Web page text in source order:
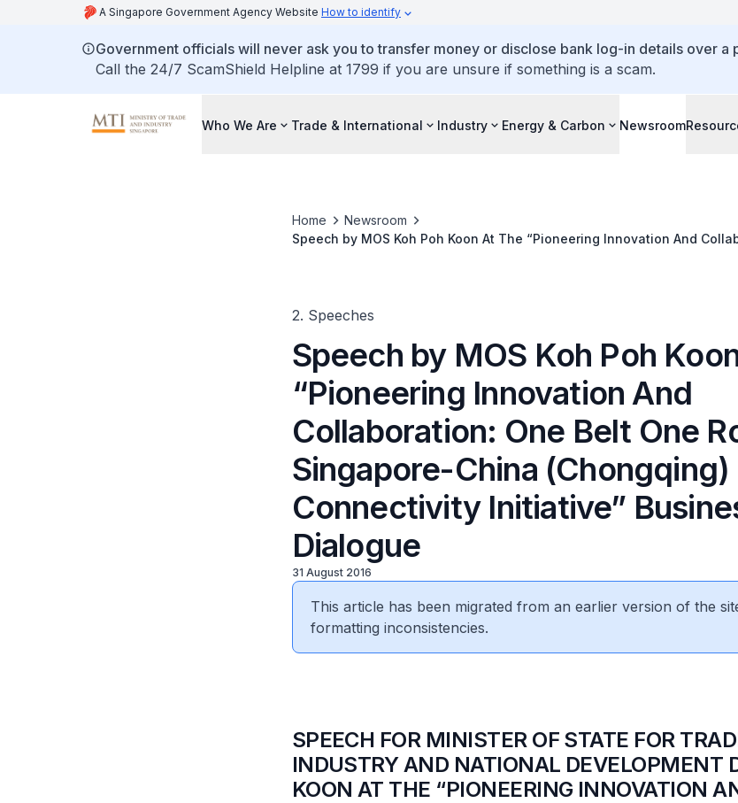
A Singapore Government Agency Website How to identify
Government officials will never ask you to transfer money or disclose bank log-in details over a
Call the 24/7 ScamShield Helpline at 1799 if you are unsure if something is a scam.
Who We Are Trade & International Industry Energy & Carbon Newsroom
Home
Newsroom
Speech by MOS Koh Poh Koon At The “Pioneering Innovation And
2. Speeches
Speech by MOS Koh Poh
“Pioneering Innovation And
Collaboration: One Belt One
Singapore-China (Chongqing)
Connectivity Initiative”
Dialogue
31 August 2016
This article has been migrated from an earlier version of the
formatting inconsistencies.
SPEECH FOR MINISTER OF STATE FOR
INDUSTRY AND NATIONAL DEVELOPMENT
KOON AT THE “PIONEERING INNOVATION